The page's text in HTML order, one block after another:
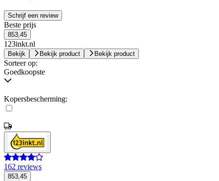
Schrijf een review
Beste prijs
853,45
123inkt.nl
Bekijk Bekijk product Bekijk product
Sorteer op:
Goedkoopste
Kopersbescherming:
162 reviews
853,45